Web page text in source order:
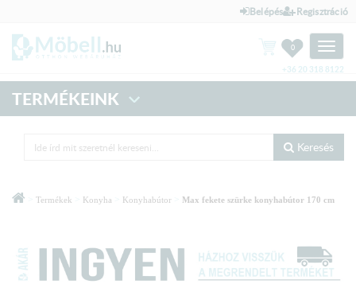
Belépés Regisztráció
Toggle
0
+36 20 318 8122
TERMÉKEINK
Keresés
Termékek Konyha Konyhabútor Max fekete szürke konyhabútor 170 cm